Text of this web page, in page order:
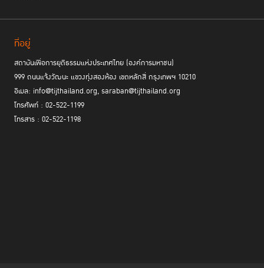
ที่อยู่
สถาบันเพื่อการยุติธรรมแห่งประเทศไทย (องค์การมหาชน)
999 ถนนแจ้งวัฒนะ แขวงทุ่งสองห้อง เขตหลักสี่ กรุงเทพฯ 10210
อีเมล: info@tijthailand.org, saraban@tijthailand.org
โทรศัพท์ : 02-522-1199
โทรสาร : 02-522-1198